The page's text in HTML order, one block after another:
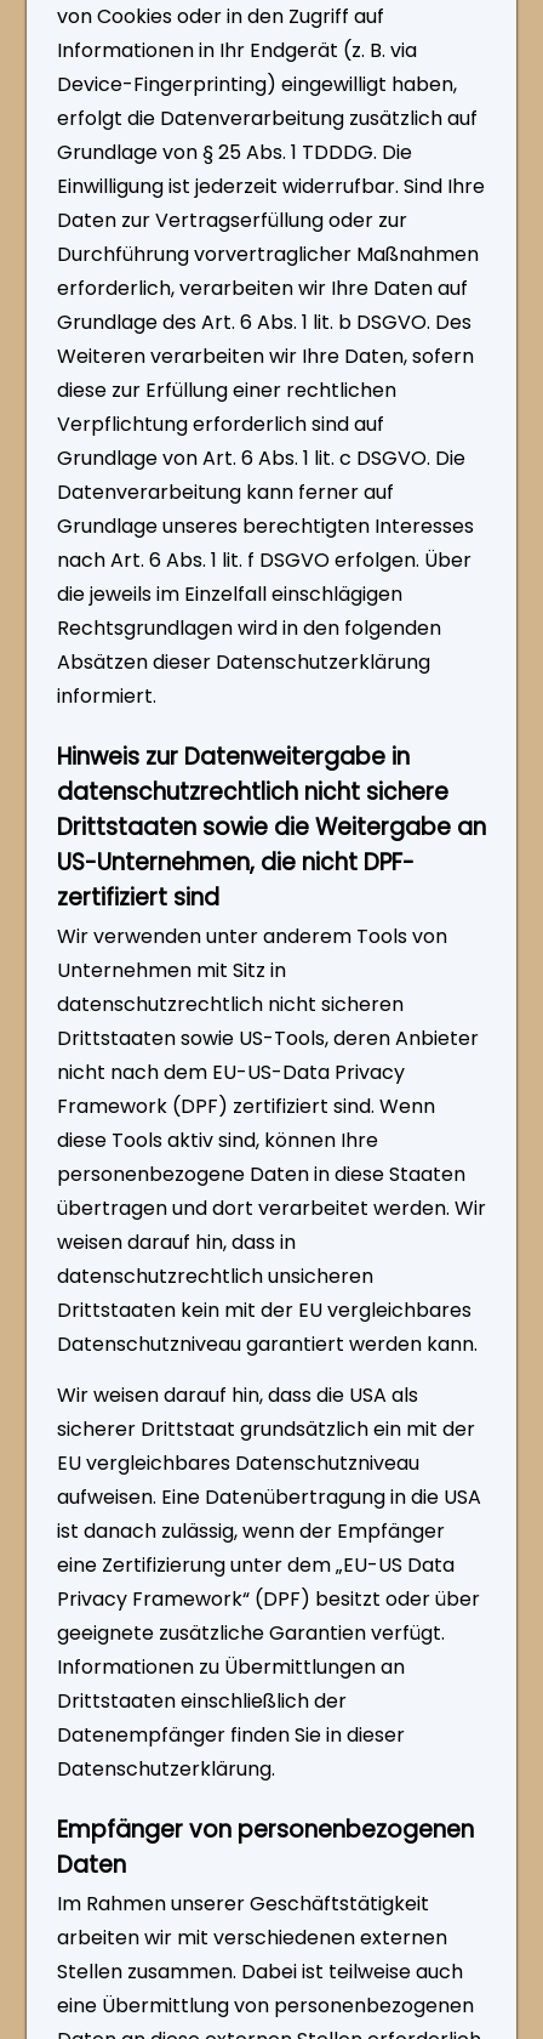
von Cookies oder in den Zugriff auf
Informationen in Ihr Endgerät (z. B. via
Device-Fingerprinting) eingewilligt haben,
erfolgt die Datenverarbeitung zusätzlich auf
Grundlage von § 25 Abs. 1 TDDDG. Die
Einwilligung ist jederzeit widerrufbar. Sind Ihre
Daten zur Vertragserfüllung oder zur
Durchführung vorvertraglicher Maßnahmen
erforderlich, verarbeiten wir Ihre Daten auf
Grundlage des Art. 6 Abs. 1 lit. b DSGVO. Des
Weiteren verarbeiten wir Ihre Daten, sofern
diese zur Erfüllung einer rechtlichen
Verpflichtung erforderlich sind auf
Grundlage von Art. 6 Abs. 1 lit. c DSGVO. Die
Datenverarbeitung kann ferner auf
Grundlage unseres berechtigten Interesses
nach Art. 6 Abs. 1 lit. f DSGVO erfolgen. Über
die jeweils im Einzelfall einschlägigen
Rechtsgrundlagen wird in den folgenden
Absätzen dieser Datenschutzerklärung
informiert.
Hinweis zur Datenweitergabe in
datenschutzrechtlich nicht sichere
Drittstaaten sowie die Weitergabe an
US-Unternehmen, die nicht DPF-
zertifiziert sind
Wir verwenden unter anderem Tools von
Unternehmen mit Sitz in
datenschutzrechtlich nicht sicheren
Drittstaaten sowie US-Tools, deren Anbieter
nicht nach dem EU-US-Data Privacy
Framework (DPF) zertifiziert sind. Wenn
diese Tools aktiv sind, können Ihre
personenbezogene Daten in diese Staaten
übertragen und dort verarbeitet werden. Wir
weisen darauf hin, dass in
datenschutzrechtlich unsicheren
Drittstaaten kein mit der EU vergleichbares
Datenschutzniveau garantiert werden kann.
Wir weisen darauf hin, dass die USA als
sicherer Drittstaat grundsätzlich ein mit der
EU vergleichbares Datenschutzniveau
aufweisen. Eine Datenübertragung in die USA
ist danach zulässig, wenn der Empfänger
eine Zertifizierung unter dem „EU-US Data
Privacy Framework“ (DPF) besitzt oder über
geeignete zusätzliche Garantien verfügt.
Informationen zu Übermittlungen an
Drittstaaten einschließlich der
Datenempfänger finden Sie in dieser
Datenschutzerklärung.
Empfänger von personenbezogenen
Daten
Im Rahmen unserer Geschäftstätigkeit
arbeiten wir mit verschiedenen externen
Stellen zusammen. Dabei ist teilweise auch
eine Übermittlung von personenbezogenen